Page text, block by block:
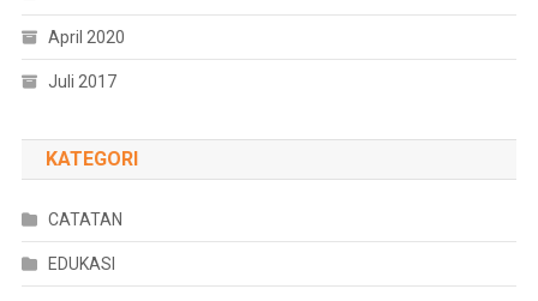
April 2020
Juli 2017
KATEGORI
CATATAN
EDUKASI